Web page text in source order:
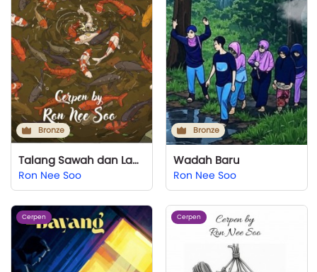
Bronze
Talang Sawah dan Lagu Mangu
Ron Nee Soo
Bronze
Wadah Baru
Ron Nee Soo
Cerpen Cerpen